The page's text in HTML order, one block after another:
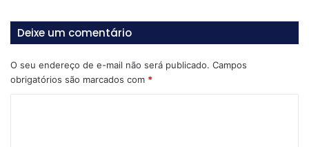
Para entender mais sobre esse tema, continue a leitura!
De onde vem as exigências
Deixe um comentário
O seu endereço de e-mail não será publicado. Campos
obrigatórios são marcados com *